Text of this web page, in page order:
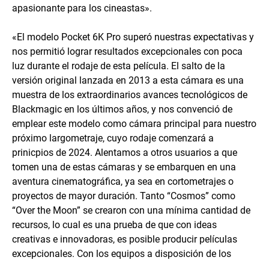
apasionante para los cineastas».
«El modelo Pocket 6K Pro superó nuestras expectativas y
nos permitió lograr resultados excepcionales con poca
luz durante el rodaje de esta película. El salto de la
versión original lanzada en 2013 a esta cámara es una
muestra de los extraordinarios avances tecnológicos de
Blackmagic en los últimos años, y nos convenció de
emplear este modelo como cámara principal para nuestro
próximo largometraje, cuyo rodaje comenzará a
prinicpios de 2024. Alentamos a otros usuarios a que
tomen una de estas cámaras y se embarquen en una
aventura cinematográfica, ya sea en cortometrajes o
proyectos de mayor duración. Tanto “Cosmos” como
“Over the Moon” se crearon con una mínima cantidad de
recursos, lo cual es una prueba de que con ideas
creativas e innovadoras, es posible producir películas
excepcionales. Con los equipos a disposición de los